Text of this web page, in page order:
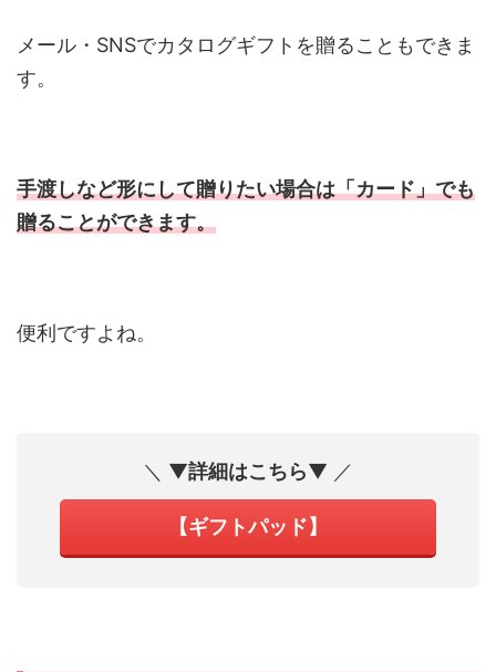
メール・SNSでカタログギフトを贈ることもできま
す。
手渡しなど形にして贈りたい場合は「カード」でも
贈ることができます。
便利ですよね。
＼ ▼詳細はこちら▼ ／
【ギフトパッド】